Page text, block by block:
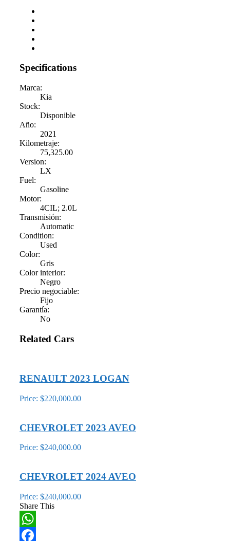
Specifications
Marca:
Kia
Stock:
Disponible
Año:
2021
Kilometraje:
75,325.00
Version:
LX
Fuel:
Gasoline
Motor:
4CIL; 2.0L
Transmisión:
Automatic
Condition:
Used
Color:
Gris
Color interior:
Negro
Precio negociable:
Fijo
Garantía:
No
Related Cars
RENAULT 2023 LOGAN
Price: $220,000.00
CHEVROLET 2023 AVEO
Price: $240,000.00
CHEVROLET 2024 AVEO
Price: $240,000.00
Share This
WhatsApp